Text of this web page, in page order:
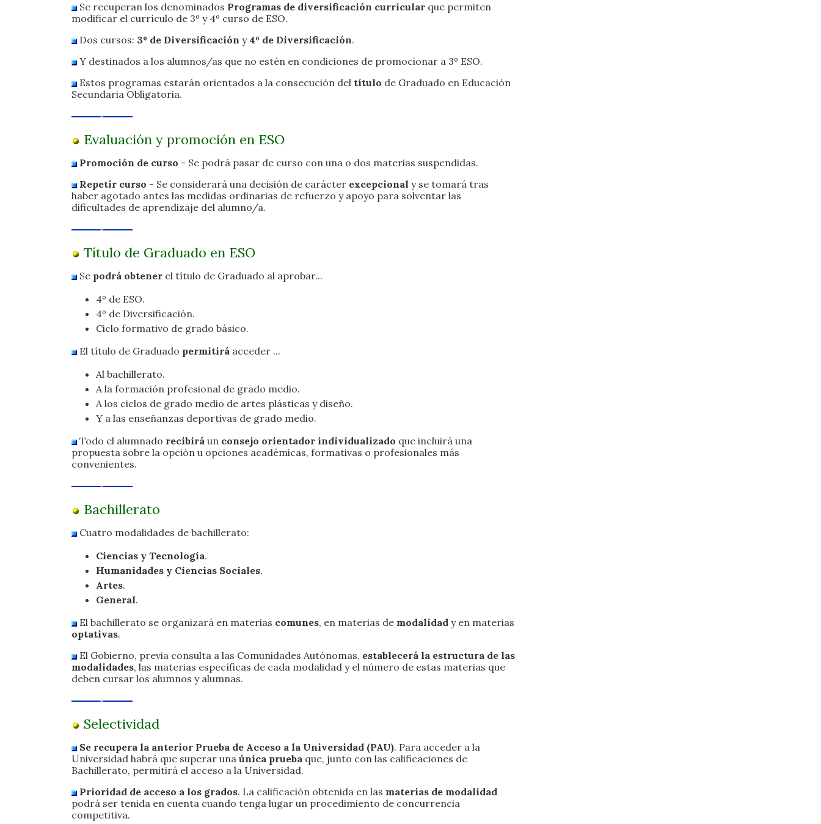
Se recuperan los denominados Programas de diversificación curricular que permiten
modificar el currículo de 3º y 4º curso de ESO.
Dos cursos: 3º de Diversificación y 4º de Diversificación.
Y destinados a los alumnos/as que no estén en condiciones de promocionar a 3º ESO.
Estos programas estarán orientados a la consecución del título de Graduado en Educación
Secundaria Obligatoria.
Evaluación y promoción en ESO
Promoción de curso - Se podrá pasar de curso con una o dos materias suspendidas.
Repetir curso - Se considerará una decisión de carácter excepcional y se tomará tras
haber agotado antes las medidas ordinarias de refuerzo y apoyo para solventar las
dificultades de aprendizaje del alumno/a.
Título de Graduado en ESO
Se podrá obtener el título de Graduado al aprobar...
4º de ESO.
4º de Diversificación.
Ciclo formativo de grado básico.
El título de Graduado permitirá acceder ...
Al bachillerato.
A la formación profesional de grado medio.
A los ciclos de grado medio de artes plásticas y diseño.
Y a las enseñanzas deportivas de grado medio.
Todo el alumnado recibirá un consejo orientador individualizado que incluirá una
propuesta sobre la opción u opciones académicas, formativas o profesionales más
convenientes.
Bachillerato
Cuatro modalidades de bachillerato:
Ciencias y Tecnología.
Humanidades y Ciencias Sociales.
Artes.
General.
El bachillerato se organizará en materias comunes, en materias de modalidad y en materias
optativas.
El Gobierno, previa consulta a las Comunidades Autónomas, establecerá la estructura de las
modalidades, las materias específicas de cada modalidad y el número de estas materias que
deben cursar los alumnos y alumnas.
Selectividad
Se recupera la anterior Prueba de Acceso a la Universidad (PAU). Para acceder a la
Universidad habrá que superar una única prueba que, junto con las calificaciones de
Bachillerato, permitirá el acceso a la Universidad.
Prioridad de acceso a los grados. La calificación obtenida en las materias de modalidad
podrá ser tenida en cuenta cuando tenga lugar un procedimiento de concurrencia
competitiva.